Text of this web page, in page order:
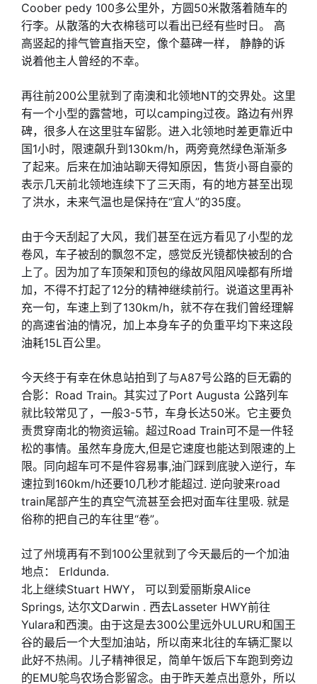
Coober pedy 100多公里外，方圆50米散落着随车的
行李。从散落的大衣棉毯可以看出已经有些时日。 高
高竖起的排气管直指天空，像个墓碑一样， 静静的诉
说着他主人曾经的不幸。
再往前200公里就到了南澳和北领地NT的交界处。这里
有一个小型的露营地，可以camping过夜。路边有州界
碑，很多人在这里驻车留影。进入北领地时差更靠近中
国1小时，限速飙升到130km/h，两旁竟然绿色渐渐多
了起来。后来在加油站聊天得知原因，售货小哥自豪的
表示几天前北领地连续下了三天雨，有的地方甚至出现
了洪水，未来气温也是保持在“宜人”的35度。
由于今天刮起了大风，我们甚至在远方看见了小型的龙
卷风，车子被刮的飘忽不定，感觉反光镜都快被刮的合
上了。因为加了车顶架和顶包的缘故风阻风噪都有所增
加，不得不打起了12分的精神继续前行。说道这里再补
充一句，车速上到了130km/h，就不存在我们曾经理解
的高速省油的情况，加上本身车子的负重平均下来这段
油耗15L百公里。
今天终于有幸在休息站拍到了与A87号公路的巨无霸的
合影：Road Train。其实过了Port Augusta 公路列车
就比较常见了，一般3-5节，车身长达50米。它主要负
责贯穿南北的物资运输。超过Road Train可不是一件轻
松的事情。虽然车身庞大,但是它速度也能达到限速的上
限。同向超车可不是件容易事,油门踩到底驶入逆行，车
速拉到160km/h还要10几秒才能超过. 逆向驶来road
train尾部产生的真空气流甚至会把对面车往里吸. 就是
俗称的把自己的车往里“卷”。
过了州境再有不到100公里就到了今天最后的一个加油
地点： Erldunda.
北上继续Stuart HWY， 可以到爱丽斯泉Alice
Springs, 达尔文Darwin . 西去Lasseter HWY前往
Yulara和西澳。由于这是去300公里远外ULURU和国王
谷的最后一个大型加油站，所以南来北往的车辆汇聚以
此好不热闹。儿子精神很足，简单午饭后下车跑到旁边
的EMU鸵鸟农场合影留念。由于昨天差点出意外，所以